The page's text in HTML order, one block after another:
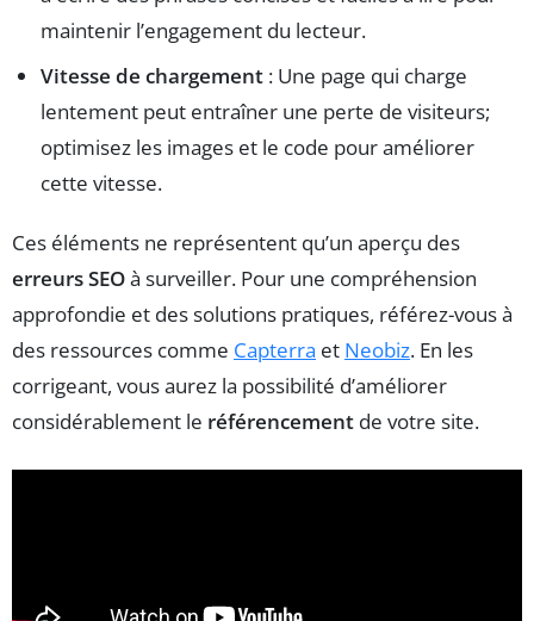
maintenir l’engagement du lecteur.
Vitesse de chargement : Une page qui charge
lentement peut entraîner une perte de visiteurs;
optimisez les images et le code pour améliorer
cette vitesse.
Ces éléments ne représentent qu’un aperçu des
erreurs SEOà surveiller. Pour une compréhension
approfondie et des solutions pratiques, référez-vous à
des ressources comme Capterra et Neobiz. En les
corrigeant, vous aurez la possibilité d’améliorer
considérablement le référencement de votre site.